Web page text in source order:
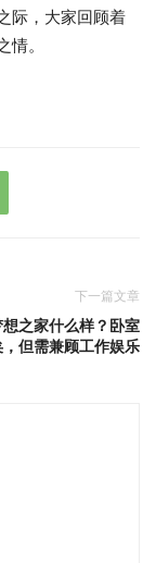
际，大家回顾着
。
下一篇文章
之家什么样？卧室
但需兼顾工作娱乐